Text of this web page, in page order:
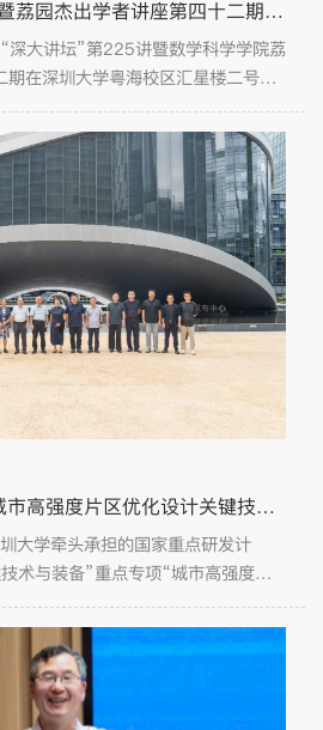
“深大讲坛”第225讲暨荔园杰出学者讲座第四十二期开讲
大讲坛”第225讲暨数学科学学院荔
期在深圳大学粤海校区汇星楼二号报
国科学院院士、山东大学讲席教授
题目为“哥德巴赫猜想”。讲座由深圳
、教授胡耀华主持。胡耀华在致辞中
热烈欢迎，并简要介绍了刘院士的学
致力于解析数论研究，尤其在自守形
国家重点研发计划“城市高强度片区优化设计关键技术”项目顺利通过第二次“里程碑”节点考核
大学牵头承担的国家重点研发计
术与装备”重点专项“城市高强度片
在深圳顺利通过第二次“里程碑”节
管理中心组织本次考核。重庆大学教
李志刚、浙江省建筑设计研究院有限
自然资源部国土空间规划研究中心研
学教授黄亚平等担任专家组成员。专